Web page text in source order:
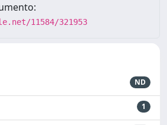
11584/321953
ND
1